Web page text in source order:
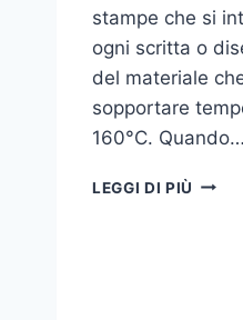
stampe che si
ogni scritta o
del materiale
sopportare
160°C. Quando…
LEGGI DI PIÙ COME